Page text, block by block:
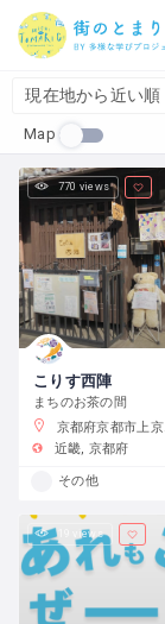
現在地から近い順
Map
770 views
こりす西陣
まちのお茶の間
京都府京都市上京区藤木町７９５−５
近畿 京都府
その他
19 views